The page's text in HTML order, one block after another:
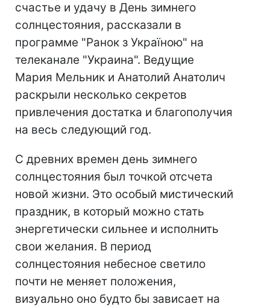
счастье и удачу в День зимнего
солнцестояния, рассказали в
программе "Ранок з Україною" на
телеканале "Украина". Ведущие
Мария Мельник и Анатолий Анатолич
раскрыли несколько секретов
привлечения достатка и благополучия
на весь следующий год.
С древних времен день зимнего
солнцестояния был точкой отсчета
новой жизни. Это особый мистический
праздник, в который можно стать
энергетически сильнее и исполнить
свои желания. В период
солнцестояния небесное светило
почти не меняет положения,
визуально оно будто бы зависает на